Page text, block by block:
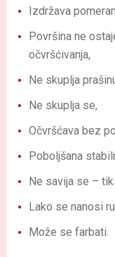
Izdržava
Površina ne
očvršćivanja,
Ne skuplja
Ne skuplja se,
Očvršćava bez
Poboljšana
Ne savija se –
Lako se nanosi
Može se farbati.